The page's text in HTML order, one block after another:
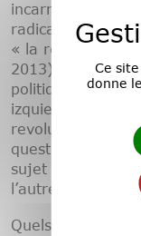
incarnée et des
radicalité. Il
« la révolution
2013) à partir
politique des
izquierda radical
revolucionaria
question
sujet qui sous-
l’autre.
Quels sont donc
Ce
donne